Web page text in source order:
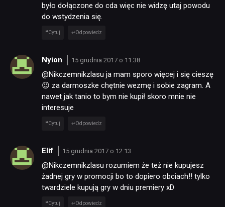
było dołączone do cda więc nie widzę utaj powodu
do wstydzenia się.
Cytuj Odpowiedz
Nyion 15 grudnia 2017 o 11:38
@Nikczemnikzlasu ja mam sporo więcej i się cieszę
😉 za darmoszke chętnie wezmę i sobie zagram. A
nawet jak tanio to bym nie kupił skoro mnie nie
interesuje
Cytuj Odpowiedz
Elif 15 grudnia 2017 o 12:13
@Nikczemnikzlasu rozumiem że też nie kupujesz
żadnej gry w promocji bo to dopiero obciach!! tylko
twardziele kupują gry w dniu premiery xD
Cytuj Odpowiedz